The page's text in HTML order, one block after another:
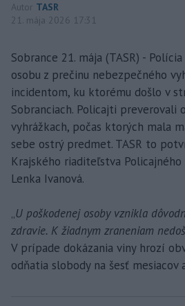
Autor TASR
21. mája 2026 17:31
Sobrance 21. mája (TASR) -
osobu z prečinu nebezpečného
incidentom, ku ktorému došlo v
Sobranciach. Policajti preverovali
vyhrážkach, počas ktorých mala
sebe ostrý predmet. TASR to
Krajského riaditeľstva Policajného
Lenka Ivanová.
„U poškodenej osoby vznikla
zdravie. K žiadnym zraneniam
V prípade dokázania viny hrozí
odňatia slobody na šesť mesiacov